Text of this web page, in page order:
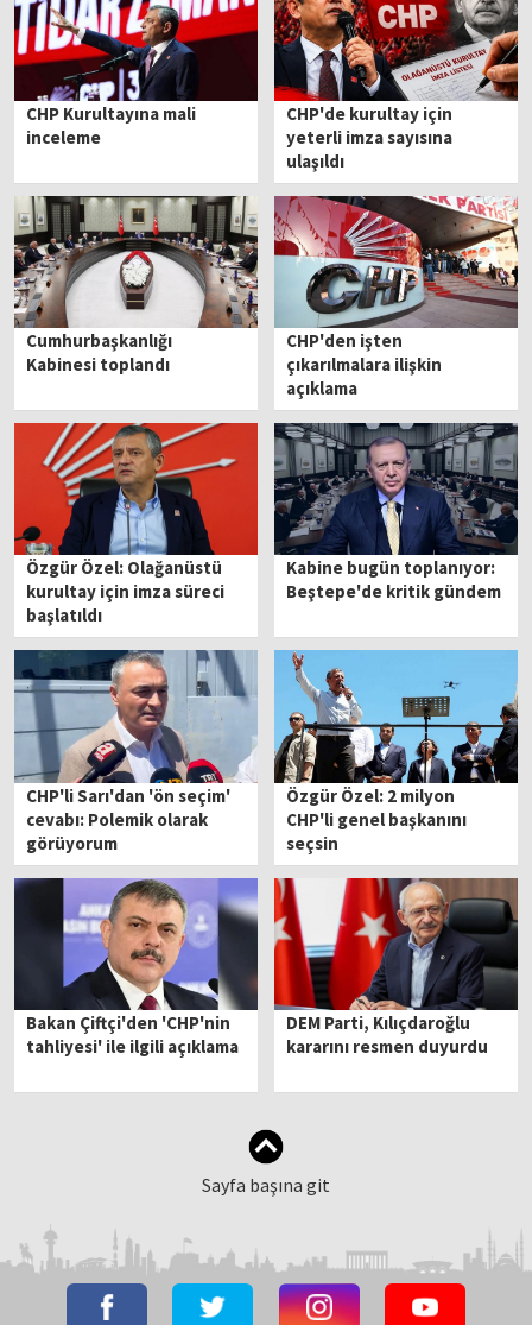
CHP Kurultayına mali
inceleme
CHP'de kurultay için
yeterli imza sayısına
ulaşıldı
Cumhurbaşkanlığı
Kabinesi toplandı
CHP'den işten
çıkarılmalara ilişkin
açıklama
Özgür Özel: Olağanüstü
kurultay için imza süreci
başlatıldı
Kabine bugün toplanıyor:
Beştepe'de kritik gündem
CHP'li Sarı'dan 'ön seçim'
cevabı: Polemik olarak
görüyorum
Özgür Özel: 2 milyon
CHP'li genel başkanını
seçsin
Bakan Çiftçi'den 'CHP'nin
tahliyesi' ile ilgili açıklama
DEM Parti, Kılıçdaroğlu
kararını resmen duyurdu
Sayfa başına git